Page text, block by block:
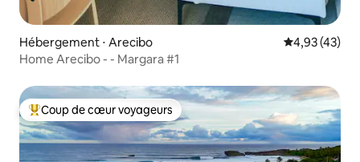
Hébergement ⋅ Arecibo Évaluation
4,93 (43)
Home Arecibo - - Margara #1
Coups de cœur voyageurs les plus appréciés
Coup de cœur voyageurs